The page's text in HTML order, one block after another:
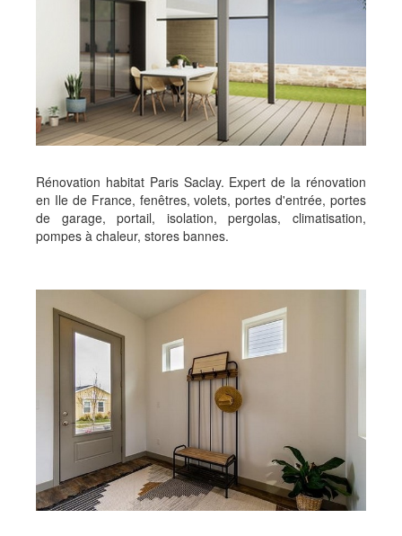
Rénovation habitat Paris Saclay. Expert de la rénovation
en Ile de France, fenêtres, volets, portes d'entrée, portes
de garage, portail, isolation, pergolas, climatisation,
pompes à chaleur, stores bannes.